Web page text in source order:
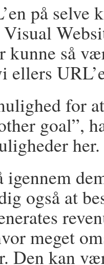
på
kunne så
ellers
for
goal”,
her.
igennem
også at
meget
Den kan